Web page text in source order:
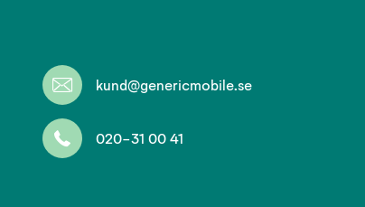
kund@genericmobile.se
020-31 00 41